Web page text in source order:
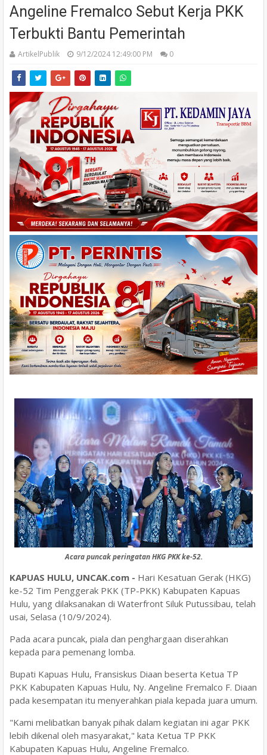
Angeline Fremalco Sebut Kerja PKK
Terbukti Bantu Pemerintah
ArtikelPublik 9/12/2024 12:49:00 PM 0
Acara puncak peringatan HKG PKK ke-52.
KAPUAS HULU, UNCAK.com - Hari Kesatuan Gerak (HKG)
ke-52 Tim Penggerak PKK (TP-PKK) Kabupaten Kapuas
Hulu, yang dilaksanakan di Waterfront Siluk Putussibau, telah
usai, Selasa (10/9/2024).
Pada acara puncak, piala dan penghargaan diserahkan
kepada para pemenang lomba.
Bupati Kapuas Hulu, Fransiskus Diaan beserta Ketua TP
PKK Kabupaten Kapuas Hulu, Ny. Angeline Fremalco F. Diaan
pada kesempatan itu menyerahkan piala kepada juara umum.
"Kami melibatkan banyak pihak dalam kegiatan ini agar PKK
lebih dikenal oleh masyarakat," kata Ketua TP PKK
Kabupaten Kapuas Hulu, Angeline Fremalco.